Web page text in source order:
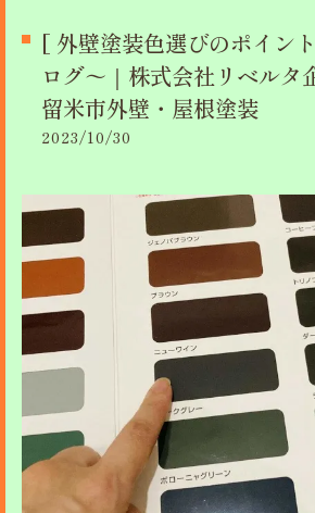
[ 外壁塗装色選びのポイン
ログ〜｜株式会社リベルタ
留米市外壁・屋根塗装
2023/10/30